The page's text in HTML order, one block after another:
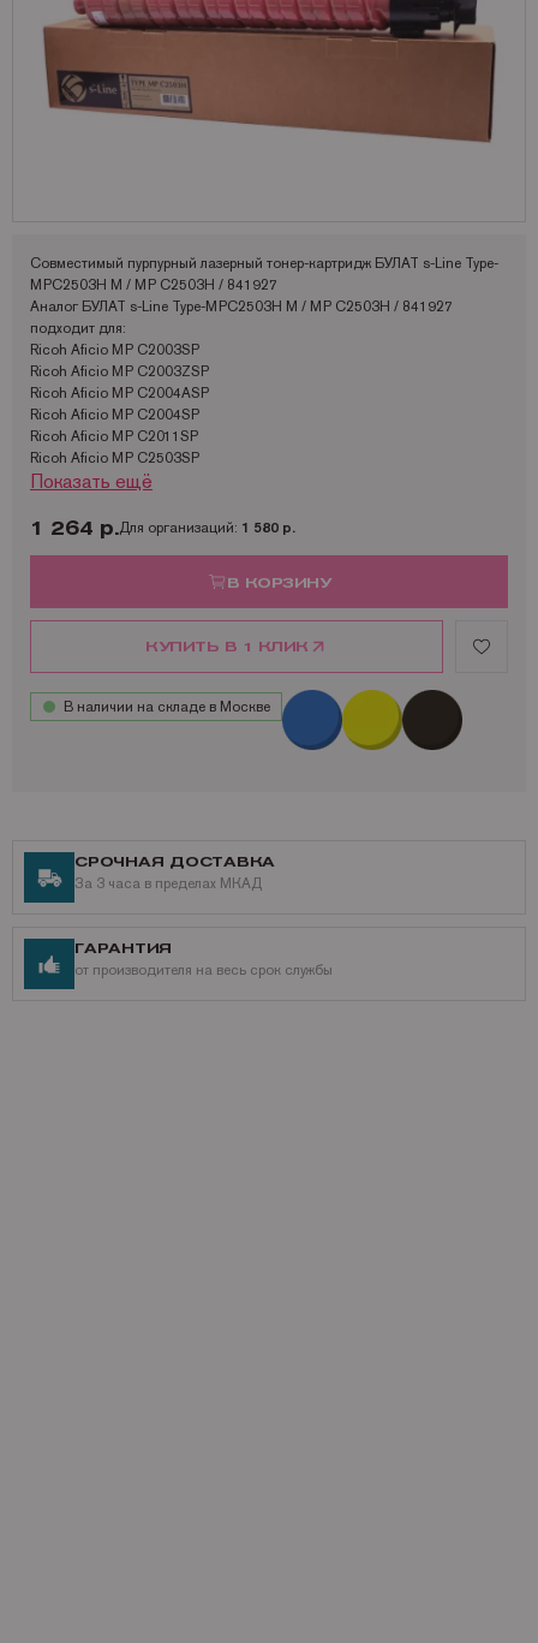
Lexmark
OCE
OKI
Samsung
Sharp
Toshiba
Xerox
Катюша
Аналоги Lexmark
Аналоги Oki
Аналоги Panasonic
Аналоги Sharp
Аналоги Xerox
Запчасти для OKI
Запчасти для Samsung
Запчасти для Toshiba
Фотобумага Kodak для струйных принтеров
Фотобумага Lomond и пленки для струйных принтеров
Пленка для ламинирования Корея
Принтеры Epson
Принтеры Hewllet Packard
Принтеры Lexmark
Принтеры Samsung
Принтеры Sharp
Принтеры XEROX
Факсы Panasonic
Принтеры Kyocera
Мониторы
Мониторы HP
Другое
Совместимый пурпурный лазерный тонер-картридж БУЛАТ s-Line Type-
MPC2503H M / MP C2503H / 841927
Аналог БУЛАТ s-Line Type-MPC2503H M / MP C2503H / 841927
подходит для:
Ricoh Aficio MP C2003SP
Ricoh Aficio MP C2003ZSP
Ricoh Aficio MP C2004ASP
Ricoh Aficio MP C2004SP
Ricoh Aficio MP C2011SP
Ricoh Aficio MP C2503SP
Ricoh Aficio MP C2503ZSP
Ricoh Aficio MP C2504SP
Ресурс совместимого тонер-картриджа БУЛАТ s-Line Type-MPC2503H
Показать ещё
1 264 р.Для организаций: 1 580 р.
В КОРЗИНУ
КУПИТЬ В 1 КЛИК
В наличии на складе в Москве
СРОЧНАЯ ДОСТАВКА
За 3 часа в пределах МКАД
ГАРАНТИЯ
от производителя на весь срок службы